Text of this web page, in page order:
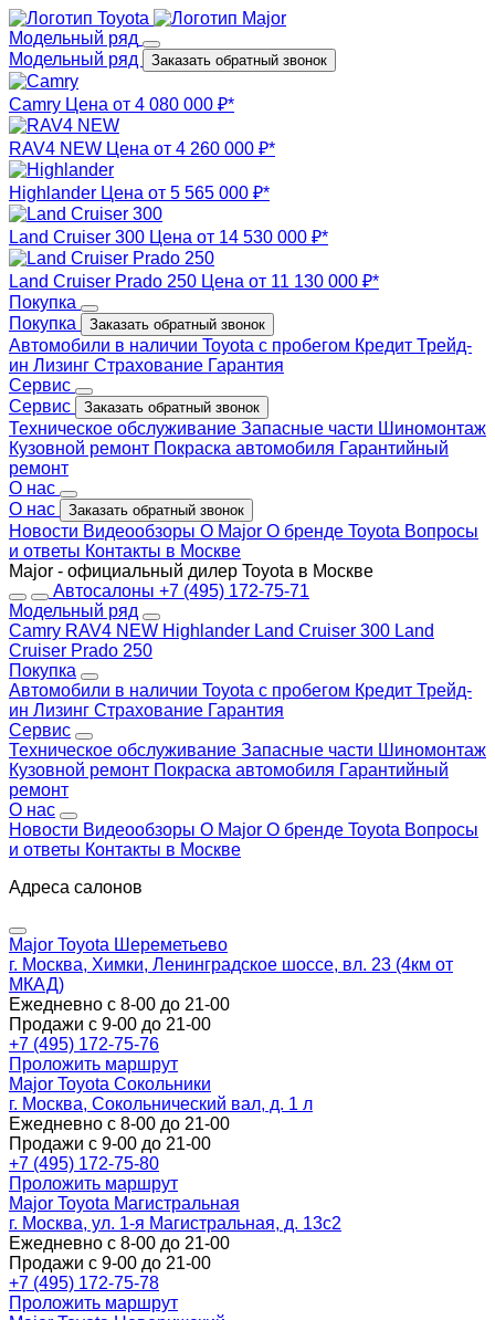
Модельный ряд
Модельный ряд
Заказать обратный звонок
Camry Цена от 4 080 000 ₽*
RAV4 NEW Цена от 4 260 000 ₽*
Highlander Цена от 5 565 000 ₽*
Land Cruiser 300 Цена от 14 530 000 ₽*
Land Cruiser Prado 250 Цена от 11 130 000 ₽*
Покупка
Покупка
Заказать обратный звонок
Автомобили в наличии Toyota с пробегом Кредит Трейд-
ин Лизинг Страхование Гарантия
Сервис
Сервис
Заказать обратный звонок
Техническое обслуживание Запасные части Шиномонтаж
Кузовной ремонт Покраска автомобиля Гарантийный
ремонт
О нас
О нас
Заказать обратный звонок
Новости Видеообзоры О Major О бренде Toyota Вопросы
и ответы Контакты в Москве
Major - официальный дилер Toyota в Москве
Автосалоны +7 (495) 172-75-71
Модельный ряд
Camry RAV4 NEW Highlander Land Cruiser 300 Land
Cruiser Prado 250
Покупка
Автомобили в наличии Toyota с пробегом Кредит Трейд-
ин Лизинг Страхование Гарантия
Сервис
Техническое обслуживание Запасные части Шиномонтаж
Кузовной ремонт Покраска автомобиля Гарантийный
ремонт
О нас
Новости Видеообзоры О Major О бренде Toyota Вопросы
и ответы Контакты в Москве
Адреса салонов
Major Toyota Шереметьево
г. Москва, Химки, Ленинградское шоссе, вл. 23 (4км от
МКАД)
Ежедневно с 8-00 до 21-00
Продажи с 9-00 до 21-00
+7 (495) 172-75-76
Проложить маршрут
Major Toyota Сокольники
г. Москва, Сокольнический вал, д. 1 л
Ежедневно с 8-00 до 21-00
Продажи с 9-00 до 21-00
+7 (495) 172-75-80
Проложить маршрут
Major Toyota Магистральная
г. Москва, ул. 1-я Магистральная, д. 13с2
Ежедневно с 8-00 до 21-00
Продажи с 9-00 до 21-00
+7 (495) 172-75-78
Проложить маршрут